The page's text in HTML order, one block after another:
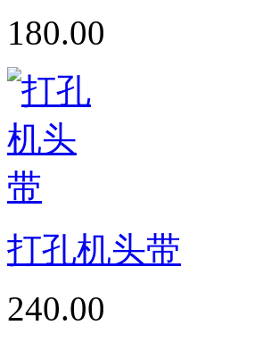
180.00
打孔机头带
240.00